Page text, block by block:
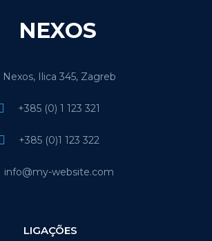
NEXOS
Nexos, Ilica 345, Zagreb
+385 (0) 1 123 321
+385 (0)1 123 322
info@my-website.com
LIGAÇÕES